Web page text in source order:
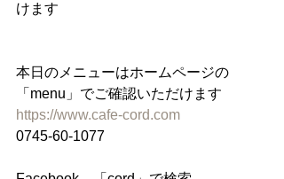
けます
本日のメニューはホームページの
「menu」でご確認いただけます
https://www.cafe-cord.com
0745-60-1077